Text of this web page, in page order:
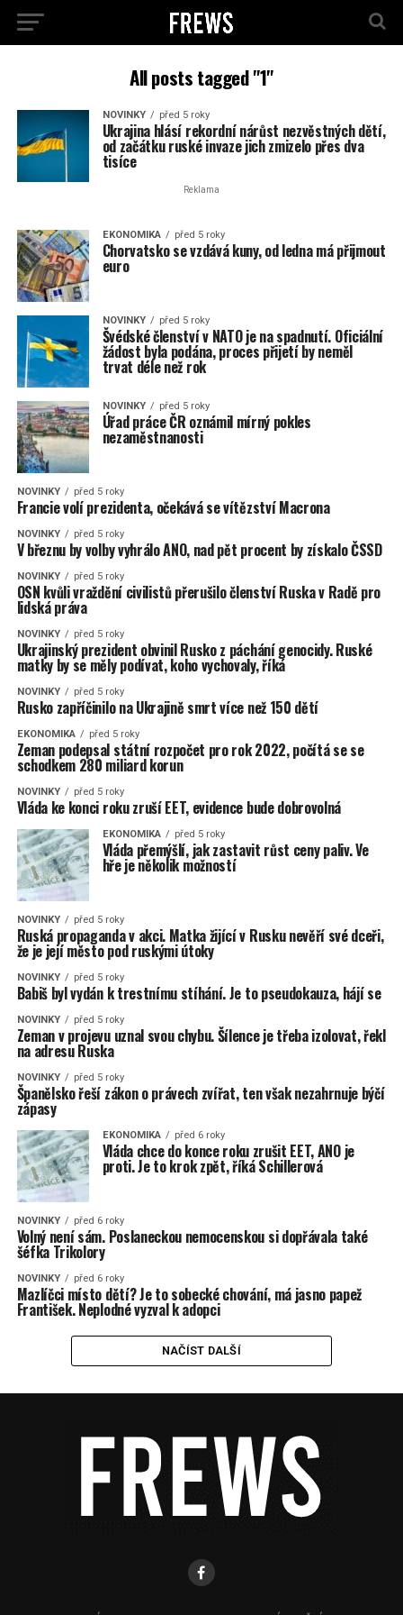
All posts tagged "1"
NOVINKY před 5 roky
Ukrajina hlásí rekordní nárůst nezvěstných dětí,
od začátku ruské invaze jich zmizelo přes dva
tisíce
Reklama
EKONOMIKA před 5 roky
Chorvatsko se vzdává kuny, od ledna má přijmout
euro
NOVINKY před 5 roky
Švédské členství v NATO je na spadnutí. Oficiální
žádost byla podána, proces přijetí by neměl
trvat déle než rok
NOVINKY před 5 roky
Úřad práce ČR oznámil mírný pokles
nezaměstnanosti
NOVINKY před 5 roky
Francie volí prezidenta, očekává se vítězství Macrona
NOVINKY před 5 roky
V březnu by volby vyhrálo ANO, nad pět procent by získalo ČSSD
NOVINKY před 5 roky
OSN kvůli vraždění civilistů přerušilo členství Ruska v Radě pro
lidská práva
NOVINKY před 5 roky
Ukrajinský prezident obvinil Rusko z páchání genocidy. Ruské
matky by se měly podívat, koho vychovaly, říká
NOVINKY před 5 roky
Rusko zapříčinilo na Ukrajině smrt více než 150 dětí
EKONOMIKA před 5 roky
Zeman podepsal státní rozpočet pro rok 2022, počítá se se
schodkem 280 miliard korun
NOVINKY před 5 roky
Vláda ke konci roku zruší EET, evidence bude dobrovolná
EKONOMIKA před 5 roky
Vláda přemýšlí, jak zastavit růst ceny paliv. Ve
hře je několik možností
NOVINKY před 5 roky
Ruská propaganda v akci. Matka žijící v Rusku nevěří své dceři,
že je její město pod ruskými útoky
NOVINKY před 5 roky
Babiš byl vydán k trestnímu stíhání. Je to pseudokauza, hájí se
NOVINKY před 5 roky
Zeman v projevu uznal svou chybu. Šílence je třeba izolovat, řekl
na adresu Ruska
NOVINKY před 5 roky
Španělsko řeší zákon o právech zvířat, ten však nezahrnuje býčí
zápasy
EKONOMIKA před 6 roky
Vláda chce do konce roku zrušit EET, ANO je
proti. Je to krok zpět, říká Schillerová
NOVINKY před 6 roky
Volný není sám. Poslaneckou nemocenskou si dopřávala také
šéfka Trikolory
NOVINKY před 6 roky
Mazlíčci místo dětí? Je to sobecké chování, má jasno papež
František. Neplodné vyzval k adopci
NAČÍST DALŠÍ